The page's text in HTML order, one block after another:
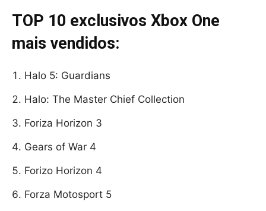
TOP 10 exclusivos Xbox One
mais vendidos:
Halo 5: Guardians
Halo: The Master Chief Collection
Foriza Horizon 3
Gears of War 4
Forizo Horizon 4
Forza Motosport 5